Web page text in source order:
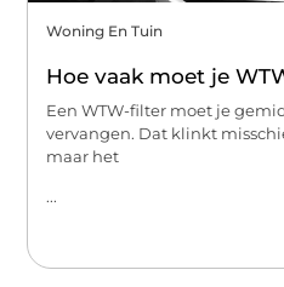
Woning En Tuin
Hoe vaak moet je
Een WTW-filter moet je
vervangen. Dat klinkt
maar het
...